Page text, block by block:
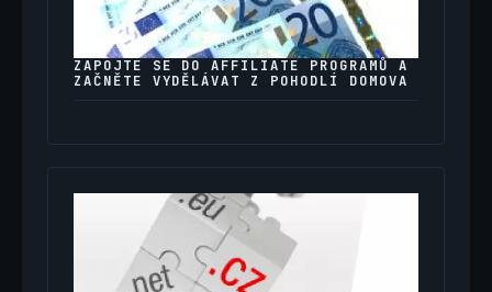
ZAPOJTE SE DO AFFILIATE PROGRAMŮ A
ZAČNĚTE VYDĚLÁVAT Z POHODLÍ DOMOVA